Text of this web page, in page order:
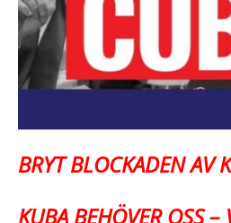
BRYT BLOCKADEN AV
KUBA BEHÖVER OSS –